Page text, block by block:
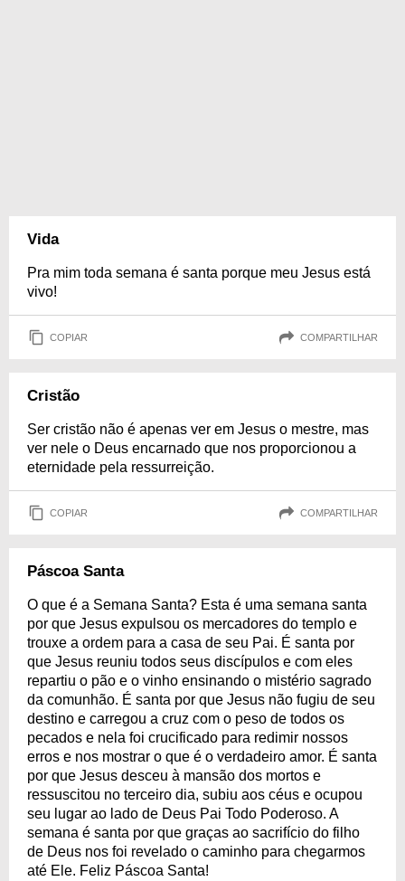
Vida
Pra mim toda semana é santa porque meu Jesus está
vivo!
COPIAR COMPARTILHAR
Cristão
Ser cristão não é apenas ver em Jesus o mestre, mas
ver nele o Deus encarnado que nos proporcionou a
eternidade pela ressurreição.
COPIAR COMPARTILHAR
Páscoa Santa
O que é a Semana Santa? Esta é uma semana santa
por que Jesus expulsou os mercadores do templo e
trouxe a ordem para a casa de seu Pai. É santa por
que Jesus reuniu todos seus discípulos e com eles
repartiu o pão e o vinho ensinando o mistério sagrado
da comunhão. É santa por que Jesus não fugiu de seu
destino e carregou a cruz com o peso de todos os
pecados e nela foi crucificado para redimir nossos
erros e nos mostrar o que é o verdadeiro amor. É santa
por que Jesus desceu à mansão dos mortos e
ressuscitou no terceiro dia, subiu aos céus e ocupou
seu lugar ao lado de Deus Pai Todo Poderoso. A
semana é santa por que graças ao sacrifício do filho
de Deus nos foi revelado o caminho para chegarmos
até Ele. Feliz Páscoa Santa!